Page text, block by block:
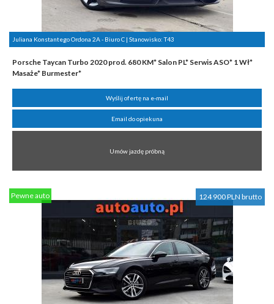
Juliana Konstantego Ordona 2A - Biuro C | Stanowisko:T43
Porsche Taycan Turbo 2020 prod. 680 KM* Salon PL* Serwis ASO* 1 Wł*
Masaże* Burmester*
Wyślij ofertę na e-mail
Email do opiekuna
Umów jazdę próbną
124 900 PLN brutto
Pewne auto